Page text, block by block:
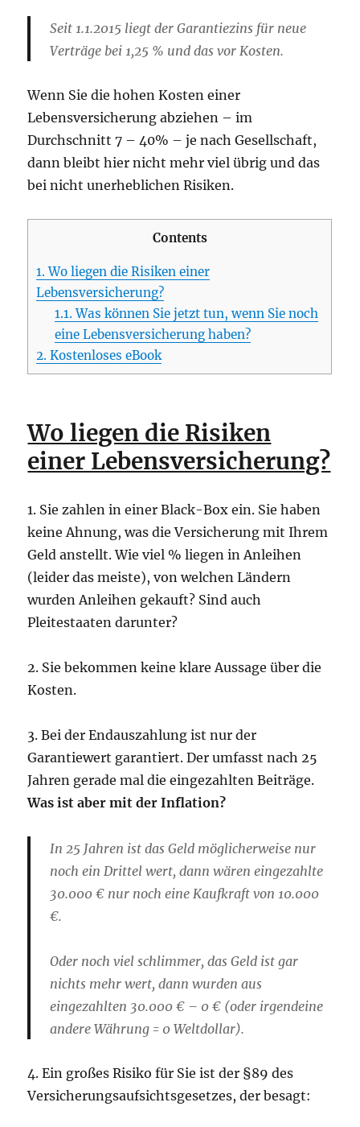
Seit 1.1.2015 liegt der Garantiezins für neue
Verträge bei 1,25 % und das vor Kosten.
Wenn Sie die hohen Kosten einer
Lebensversicherung abziehen – im
Durchschnitt 7 – 40% – je nach Gesellschaft,
dann bleibt hier nicht mehr viel übrig und das
bei nicht unerheblichen Risiken.
Contents
1. Wo liegen die Risiken einer
Lebensversicherung?
1.1. Was können Sie jetzt tun, wenn Sie noch
eine Lebensversicherung haben?
2. Kostenloses eBook
Wo liegen die Risiken
einer Lebensversicherung?
1. Sie zahlen in einer Black-Box ein. Sie haben
keine Ahnung, was die Versicherung mit Ihrem
Geld anstellt. Wie viel % liegen in Anleihen
(leider das meiste), von welchen Ländern
wurden Anleihen gekauft? Sind auch
Pleitestaaten darunter?
2. Sie bekommen keine klare Aussage über die
Kosten.
3. Bei der Endauszahlung ist nur der
Garantiewert garantiert. Der umfasst nach 25
Jahren gerade mal die eingezahlten Beiträge.
Was ist aber mit der Inflation?
In 25 Jahren ist das Geld möglicherweise nur
noch ein Drittel wert, dann wären eingezahlte
30.000 € nur noch eine Kaufkraft von 10.000
€.
Oder noch viel schlimmer, das Geld ist gar
nichts mehr wert, dann wurden aus
eingezahlten 30.000 € – 0 € (oder irgendeine
andere Währung = 0 Weltdollar).
4. Ein großes Risiko für Sie ist der §89 des
Versicherungsaufsichtsgesetzes, der besagt: